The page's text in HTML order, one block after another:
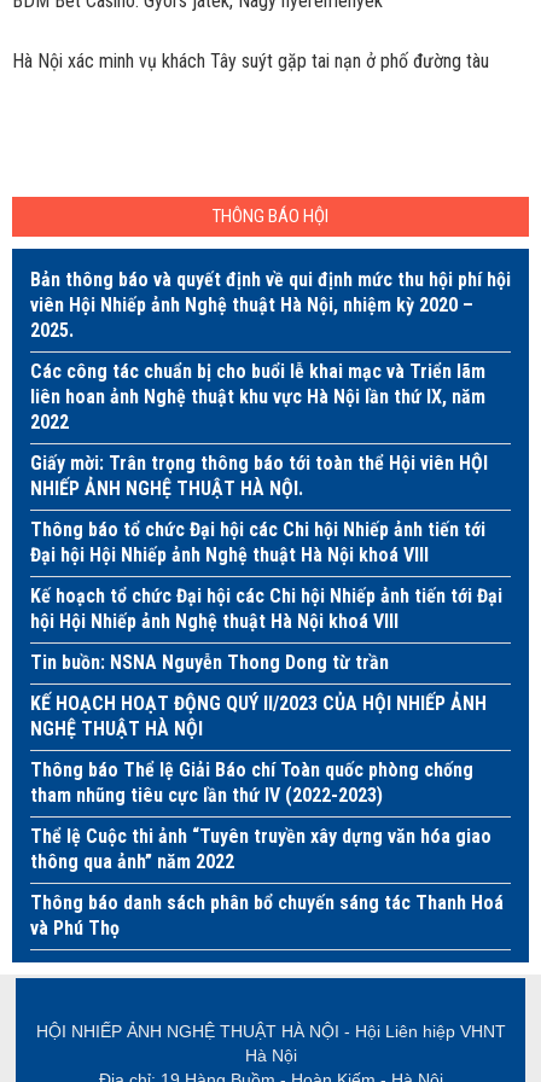
Hà Nội xác minh vụ khách Tây suýt gặp tai nạn ở phố đường tàu
THÔNG BÁO HỘI
Bản thông báo và quyết định về qui định mức thu hội phí hội
viên Hội Nhiếp ảnh Nghệ thuật Hà Nội, nhiệm kỳ 2020 –
2025.
Các công tác chuẩn bị cho buổi lễ khai mạc và Triển lãm
liên hoan ảnh Nghệ thuật khu vực Hà Nội lần thứ IX, năm
2022
Giấy mời: Trân trọng thông báo tới toàn thể Hội viên HỘI
NHIẾP ẢNH NGHỆ THUẬT HÀ NỘI.
Thông báo tổ chức Đại hội các Chi hội Nhiếp ảnh tiến tới
Đại hội Hội Nhiếp ảnh Nghệ thuật Hà Nội khoá VIII
Kế hoạch tổ chức Đại hội các Chi hội Nhiếp ảnh tiến tới Đại
hội Hội Nhiếp ảnh Nghệ thuật Hà Nội khoá VIII
Tin buồn: NSNA Nguyễn Thong Dong từ trần
KẾ HOẠCH HOẠT ĐỘNG QUÝ II/2023 CỦA HỘI NHIẾP ẢNH
NGHỆ THUẬT HÀ NỘI
Thông báo Thể lệ Giải Báo chí Toàn quốc phòng chống
tham nhũng tiêu cực lần thứ IV (2022-2023)
Thể lệ Cuộc thi ảnh “Tuyên truyền xây dựng văn hóa giao
thông qua ảnh” năm 2022
Thông báo danh sách phân bổ chuyến sáng tác Thanh Hoá
và Phú Thọ
HỘI NHIẾP ẢNH NGHỆ THUẬT HÀ NỘI - Hội Liên hiệp VHNT
Hà Nội